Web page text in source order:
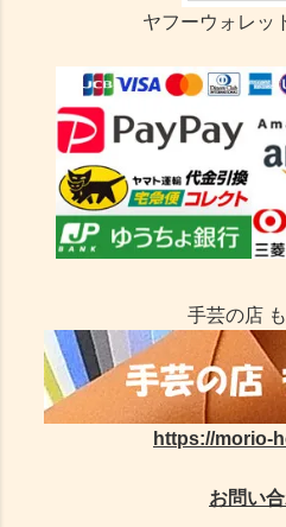
ヤフーウォレッ
手芸の店
https://morio-
お問い